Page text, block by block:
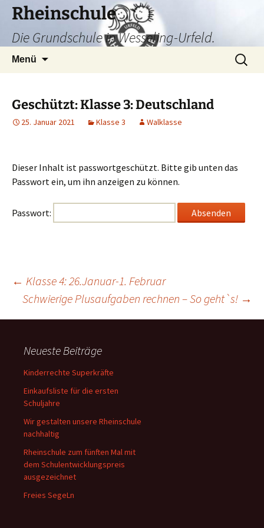
Zum
Inhalt
springen
Rheinschule
Die Grundschule in Wesseling-Urfeld.
Menü
Suchen
nach:
Geschützt: Klasse 3: Deutschland
25. Januar 2021 Klasse 3 Walklasse
Dieser Inhalt ist passwortgeschützt. Bitte gib unten das
Passwort ein, um ihn anzeigen zu können.
Passwort:
Beitragsnavigation
← Klasse 4: 26.Januar-1. Februar
Schwierige Plusaufgaben rechnen – So geht`s! →
Neueste Beiträge
Kinderrechte Superkräfte
Einkaufsliste für die ersten
Schuljahre
Wir gestalten unsere Rheinschule
nachhaltig
Rheinschule zum fünften Mal mit
dem Schulentwicklungspreis
ausgezeichnet
Freies SegeLn